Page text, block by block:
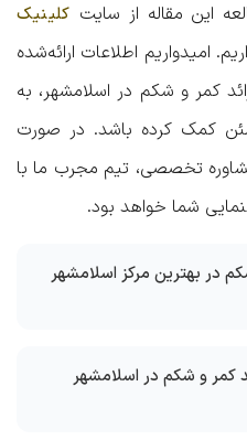
این مقاله از سایت کلینیک
امیدواریم اطلاعات ارائه‌شده
کمر و شکم در اسلامشهر، به
کمک کرده باشد. در صورت
تخصصی، تیم مجرب ما با
شما خواهد بود.
در بهترین مرکز اسلامشهر
کمر و شکم در اسلامشهر